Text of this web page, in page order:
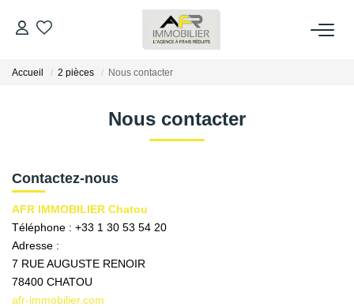
ACHETER
LOUER
FAIRE GÉRER
NOS AGENCES
Accueil 2 pièces Nous contacter
Nous contacter
Contactez-nous
AFR IMMOBILIER Chatou
Téléphone : +33 1 30 53 54 20
Adresse :
7 RUE AUGUSTE RENOIR
78400 CHATOU
afr-immobilier.com